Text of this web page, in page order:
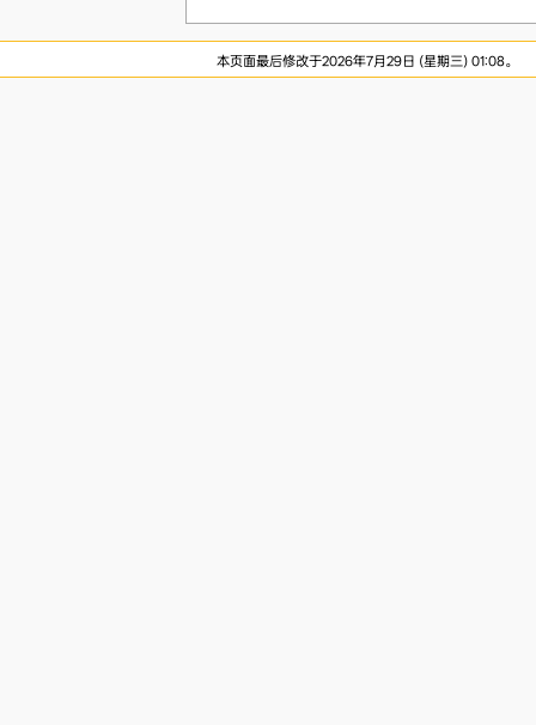
本页面最后修改于2026年7月29日 (星期三) 01:08。